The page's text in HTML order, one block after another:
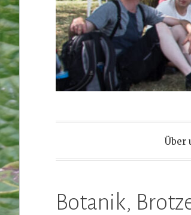
Über
Botanik,